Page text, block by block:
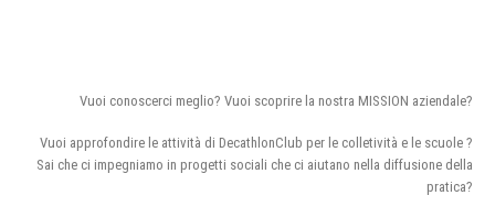
Vuoi conoscerci meglio? Vuoi scoprire la nostra MISSION aziendale?
Vuoi approfondire le attività di DecathlonClub per le colletività e le scuole ?
Sai che ci impegniamo in progetti sociali che ci aiutano nella diffusione della
pratica?